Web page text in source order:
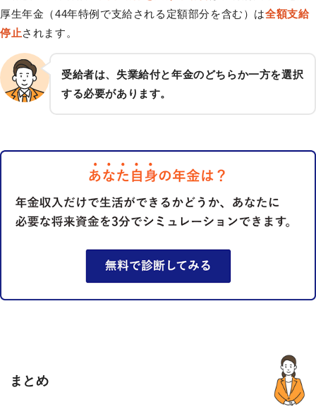
厚生年金（44年特例で支給される定額部分を含む）は全額支給
停止されます。
受給者は、失業給付と年金のどちらか一方を選択
する必要があります。
まとめ